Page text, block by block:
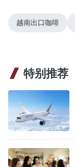
越南出口咖啡
特别推荐